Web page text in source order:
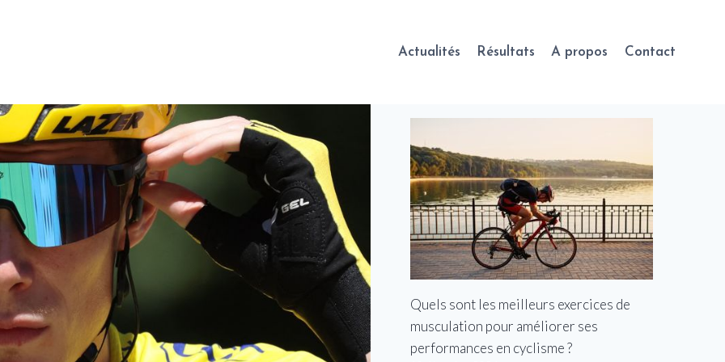
Actualités Résultats A propos Contact
Quels sont les meilleurs exercices de
musculation pour améliorer ses
performances en cyclisme ?